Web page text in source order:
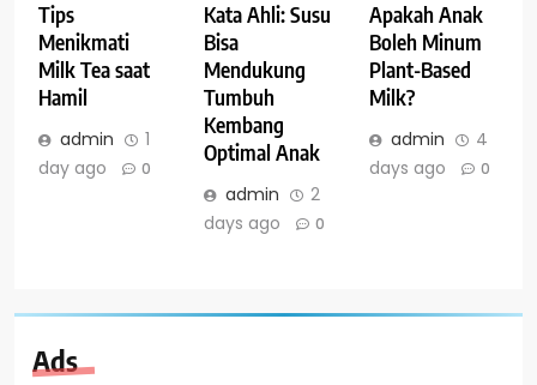
Tips
Menikmati
Milk Tea saat
Hamil
admin
1
day ago
0
Kata Ahli: Susu
Bisa
Mendukung
Tumbuh
Kembang
Optimal Anak
admin
2
days ago
0
Apakah Anak
Boleh Minum
Plant-Based
Milk?
admin
4
days ago
0
Ads